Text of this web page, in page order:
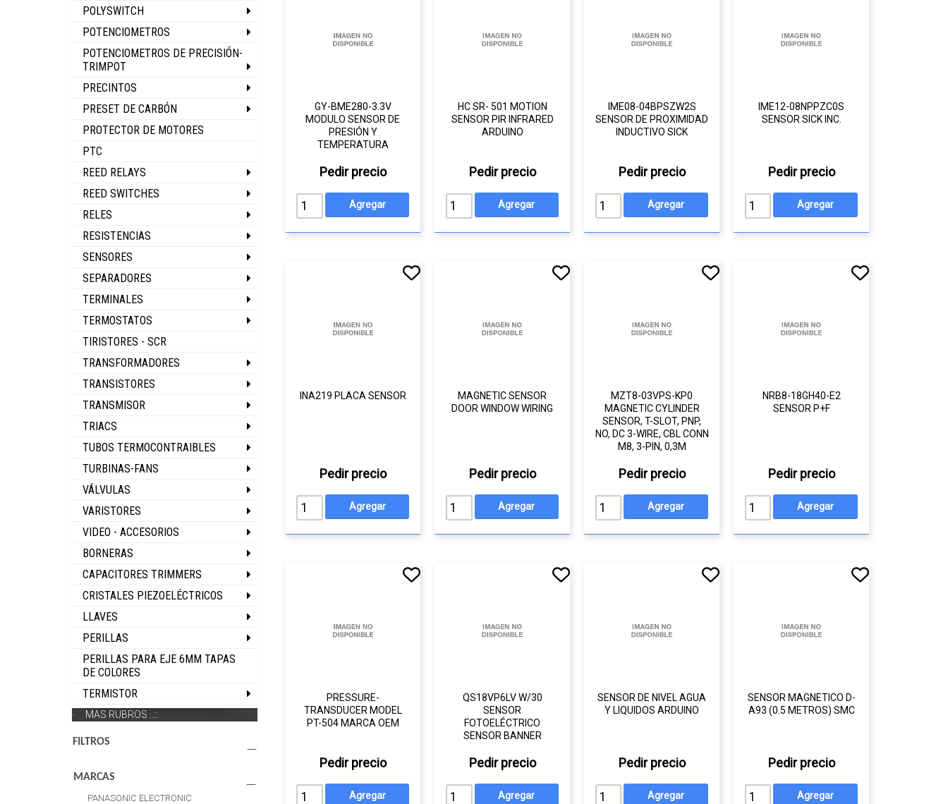
POLYSWITCH
POTENCIOMETROS
POTENCIOMETROS DE PRECISIÓN-
TRIMPOT
PRECINTOS
PRESET DE CARBÓN
PROTECTOR DE MOTORES
PTC
REED RELAYS
REED SWITCHES
RELES
RESISTENCIAS
SENSORES
SEPARADORES
TERMINALES
TERMOSTATOS
TIRISTORES - SCR
TRANSFORMADORES
TRANSISTORES
TRANSMISOR
TRIACS
TUBOS TERMOCONTRAIBLES
TURBINAS-FANS
VÁLVULAS
VARISTORES
VIDEO - ACCESORIOS
BORNERAS
CAPACITORES TRIMMERS
CRISTALES PIEZOELÉCTRICOS
LLAVES
PERILLAS
PERILLAS PARA EJE 6MM TAPAS
DE COLORES
TERMISTOR
MAS RUBROS ..::
FILTROS
MARCAS
PANASONIC ELECTRONIC
GY-BME280-3.3V
MODULO SENSOR DE
PRESIÓN Y
TEMPERATURA
Pedir precio
HC SR- 501 MOTION
SENSOR PIR INFRARED
ARDUINO
Pedir precio
IME08-04BPSZW2S
SENSOR DE PROXIMIDAD
INDUCTIVO SICK
Pedir precio
IME12-08NPPZC0S
SENSOR SICK INC.
Pedir precio
INA219 PLACA SENSOR
Pedir precio
MAGNETIC SENSOR
DOOR WINDOW WIRING
Pedir precio
MZT8-03VPS-KP0
MAGNETIC CYLINDER
SENSOR, T-SLOT, PNP,
NO, DC 3-WIRE, CBL CONN
M8, 3-PIN, 0,3M
Pedir precio
NRB8-18GH40-E2
SENSOR P+F
Pedir precio
PRESSURE-
TRANSDUCER MODEL
PT-504 MARCA OEM
Pedir precio
QS18VP6LV W/30
SENSOR
FOTOELÉCTRICO
SENSOR BANNER
Pedir precio
SENSOR DE NIVEL AGUA
Y LIQUIDOS ARDUINO
Pedir precio
SENSOR MAGNETICO D-
A93 (0.5 METROS) SMC
Pedir precio